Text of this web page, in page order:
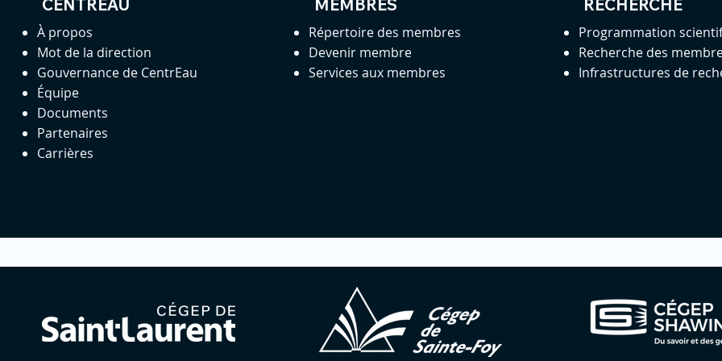
CENTREAU
À propos
Mot de la direction
Gouvernance de CentrEau
Équipe
Documents
Partenaires
Carrières
MEMBRES
Répertoire des membres
Devenir membre
Services aux membres
RECHERCHE
Programmation
Recherche des
Infrastructures de